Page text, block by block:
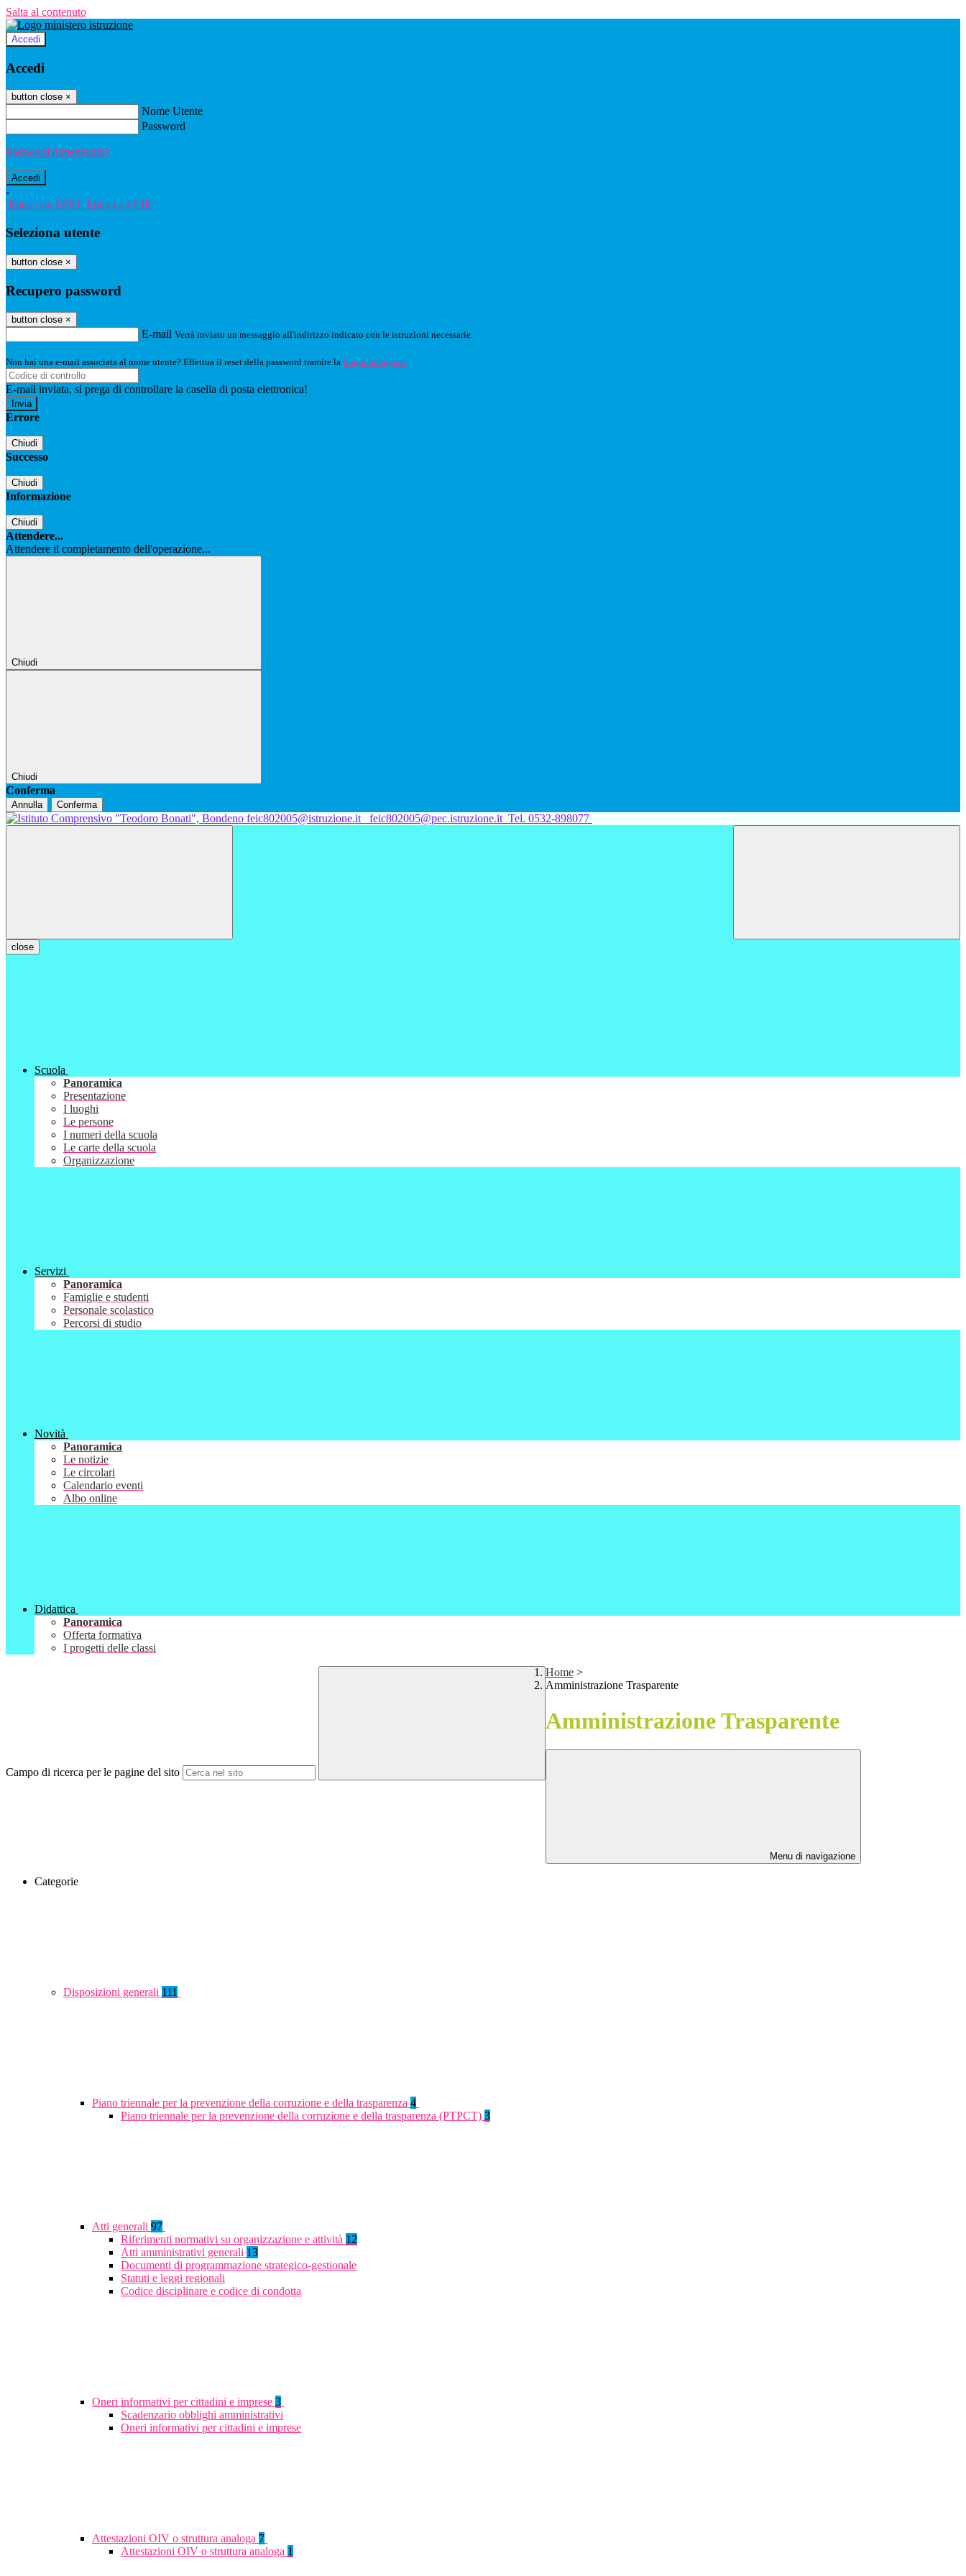
Salta al contenuto
Accedi
Accedi
button close ×
Nome Utente
Password
Password dimenticata?
-
Entra con SPID Entra con CIE
Seleziona utente
button close ×
Recupero password
button close ×
E-mail Verrà inviato un messaggio all'indirizzo indicato con le istruzioni necessarie.
Non hai una e-mail associata al nome utente? Effettua il reset della password tramite la Login Spaggiari
E-mail inviata, si prega di controllare la casella di posta elettronica!
Errore
Chiudi
Successo
Chiudi
Informazione
Chiudi
Attendere...
Attendere il completamento dell'operazione...
Chiudi
Chiudi
Conferma
Annulla Conferma
feic802005@istruzione.it feic802005@pec.istruzione.it Tel. 0532-898077
close
Scuola
Panoramica
Presentazione
I luoghi
Le persone
I numeri della scuola
Le carte della scuola
Organizzazione
Servizi
Panoramica
Famiglie e studenti
Personale scolastico
Percorsi di studio
Novità
Panoramica
Le notizie
Le circolari
Calendario eventi
Albo online
Didattica
Panoramica
Offerta formativa
I progetti delle classi
Campo di ricerca per le pagine del sito
Home >
Amministrazione Trasparente
Amministrazione Trasparente
Menu di navigazione
Categorie
Disposizioni generali 111
Piano triennale per la prevenzione della corruzione e della trasparenza 4
Piano triennale per la prevenzione della corruzione e della trasparenza (PTPCT) 3
Atti generali 97
Riferimenti normativi su organizzazione e attività 12
Atti amministrativi generali 13
Documenti di programmazione strategico-gestionale
Statuti e leggi regionali
Codice disciplinare e codice di condotta
Oneri informativi per cittadini e imprese 3
Scadenzario obblighi amministrativi
Oneri informativi per cittadini e imprese
Attestazioni OIV o struttura analoga 7
Attestazioni OIV o struttura analoga 1